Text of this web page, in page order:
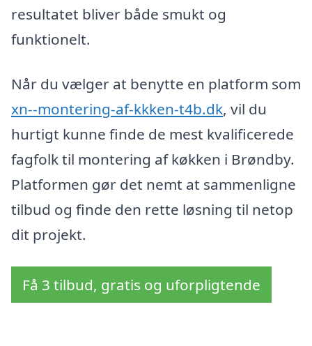
resultatet bliver både smukt og
funktionelt.
Når du vælger at benytte en platform som
xn--montering-af-kkken-t4b.dk, vil du
hurtigt kunne finde de mest kvalificerede
fagfolk til montering af køkken i Brøndby.
Platformen gør det nemt at sammenligne
tilbud og finde den rette løsning til netop
dit projekt.
Få 3 tilbud, gratis og uforpligtende